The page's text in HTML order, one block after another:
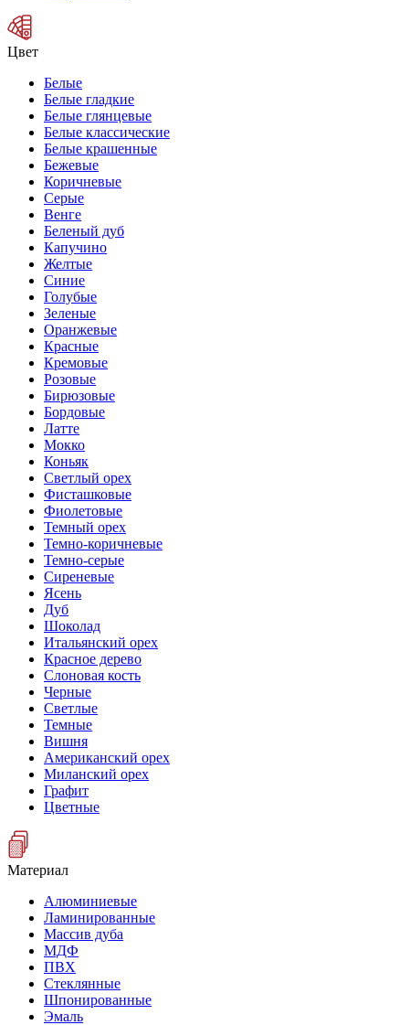
Цвет
Белые
Белые гладкие
Белые глянцевые
Белые классические
Белые крашенные
Бежевые
Коричневые
Серые
Венге
Беленый дуб
Капучино
Желтые
Синие
Голубые
Зеленые
Оранжевые
Красные
Кремовые
Розовые
Бирюзовые
Бордовые
Латте
Мокко
Коньяк
Светлый орех
Фисташковые
Фиолетовые
Темный орех
Темно-коричневые
Темно-серые
Сиреневые
Ясень
Дуб
Шоколад
Итальянский орех
Красное дерево
Слоновая кость
Черные
Светлые
Темные
Вишня
Американский орех
Миланский орех
Графит
Цветные
Материал
Алюминиевые
Ламинированные
Массив дуба
МДФ
ПВХ
Стеклянные
Шпонированные
Эмаль